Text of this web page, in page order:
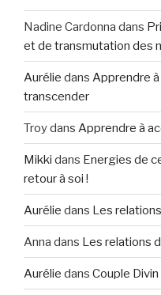
Nadine Cardonna dans
et de transmutation des
Aurélie dans Apprendre à
transcender
Troydans Apprendre à
Mikki dans Energies de
retour à soi !
Aurélie dans Les
Anna dans Les relations
Aurélie dans Couple